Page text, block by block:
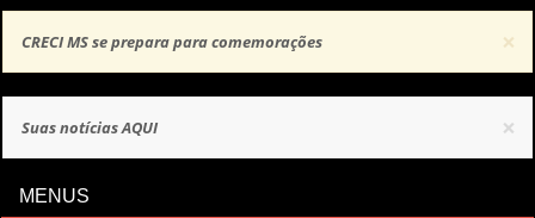
×
CRECI MS se prepara para comemorações
×
Suas notícias AQUI
MENUS